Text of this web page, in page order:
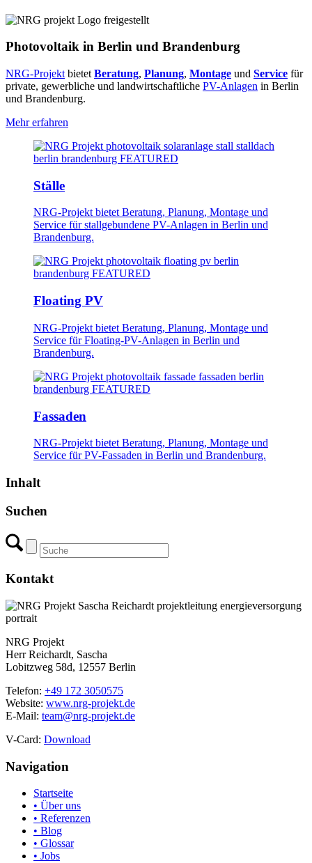
Photovoltaik in Berlin und Brandenburg
NRG-Projekt bietet Beratung, Planung, Montage und Service für
private, gewerbliche und landwirtschaftliche PV-Anlagen in Berlin
und Brandenburg.
Mehr erfahren
Ställe
NRG-Projekt bietet Beratung, Planung, Montage und
Service für stallgebundene PV-Anlagen in Berlin und
Brandenburg.
Floating PV
NRG-Projekt bietet Beratung, Planung, Montage und
Service für Floating-PV-Anlagen in Berlin und
Brandenburg.
Fassaden
NRG-Projekt bietet Beratung, Planung, Montage und
Service für PV-Fassaden in Berlin und Brandenburg.
Inhalt
Suchen
Kontakt
NRG Projekt
Herr Reichardt, Sascha
Lobitzweg 58d, 12557 Berlin
Telefon: +49 172 3050575
Website: www.nrg-projekt.de
E-Mail: team@nrg-projekt.de
V-Card: Download
Navigation
Startseite
• Über uns
• Referenzen
• Blog
• Glossar
• Jobs